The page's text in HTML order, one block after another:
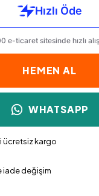
HEMEN AL
WHATSAPP
ücretsiz kargo
iade değişim